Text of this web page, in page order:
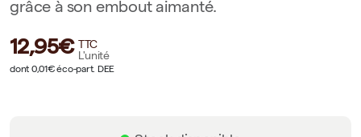
grâce à son embout aimanté.
12,95€ TTC
L'unité
dont 0,01€ éco-part. DEE